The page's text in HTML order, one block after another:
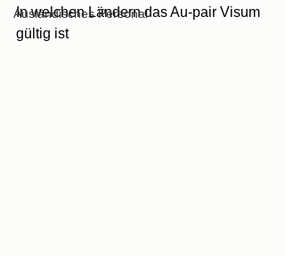
Ausländisches Personal
In welchen Ländern das Au-pair Visum
gültig ist